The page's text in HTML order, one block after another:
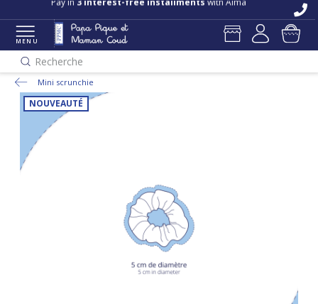
MENU
Recherche
Mini scrunchie
NOUVEAUTÉ